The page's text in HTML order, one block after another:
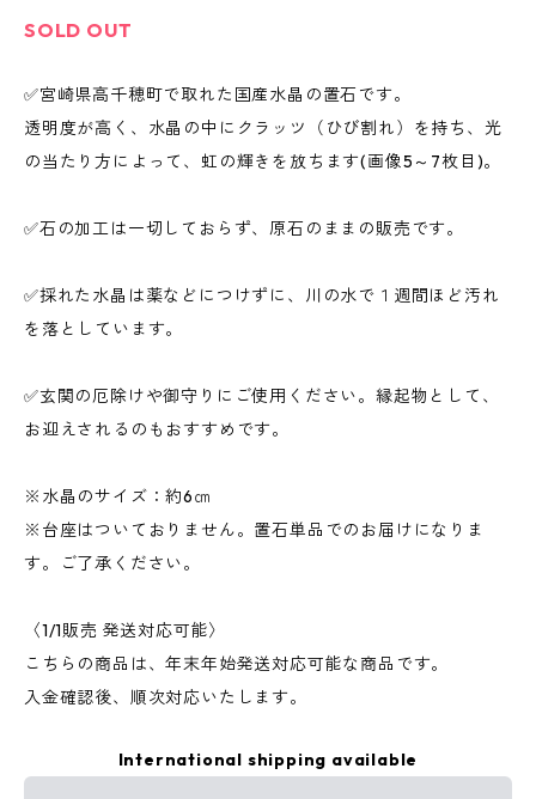
SOLD OUT
✅宮崎県高千穂町で取れた国産水晶の置石です。
透明度が高く、水晶の中にクラッツ（ひび割れ）を持ち、光
の当たり方によって、虹の輝きを放ちます(画像5～7枚目)。
✅石の加工は一切しておらず、原石のままの販売です。
✅採れた水晶は薬などにつけずに、川の水で１週間ほど汚れ
を落としています。
✅玄関の厄除けや御守りにご使用ください。縁起物として、
お迎えされるのもおすすめです。
※水晶のサイズ：約6㎝
※台座はついておりません。置石単品でのお届けになりま
す。ご了承ください。
〈1/1販売 発送対応可能〉
こちらの商品は、年末年始発送対応可能な商品です。
入金確認後、順次対応いたします。
International shipping available